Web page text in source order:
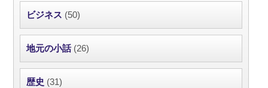
ビジネス (50)
地元の小話(26)
歴史 (31)